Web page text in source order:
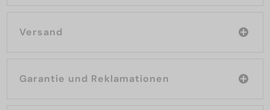
Versand
Garantie und Reklamationen